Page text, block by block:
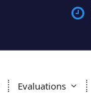
Evaluations